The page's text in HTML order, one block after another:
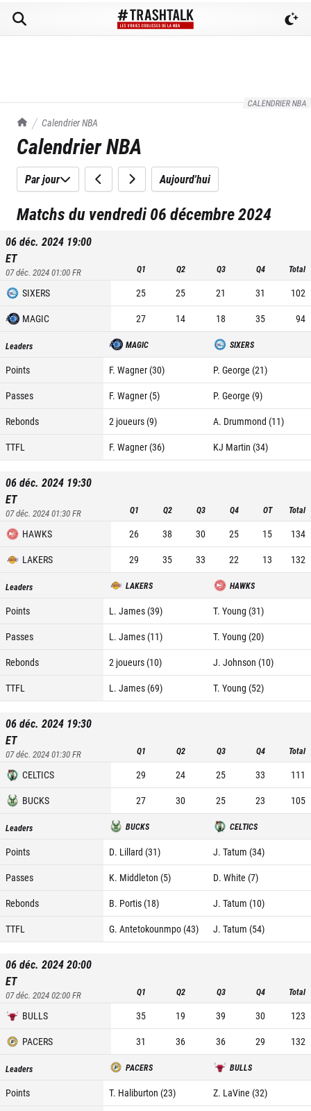
CALENDRIER NBA
TrashTalk Actu NBA
Calendrier NBA
Calendrier NBA
Par jour Aujourd'hui
Matchs du vendredi 06 décembre 2024
06 déc. 2024 19:00
ET
07 déc. 2024 01:00FR Q1 Q2 Q3 Q4 Total
SIXERS 25 25 21 31
102
MAGIC
27 14 18 35 94
Leaders MAGIC SIXERS
Points F. Wagner (30)
P. George (21)
Passes
F. Wagner (5)
P. George (9)
Rebonds
2 joueurs (9)
A. Drummond (11)
TTFL
F. Wagner (36) KJ Martin (34)
06 déc. 2024 19:30
ET
07 déc. 2024 01:30FR Q1 Q2 Q3 Q4 OT Total
HAWKS 26 38 30 25 15
134
LAKERS
29 35 33 22 13 132
Leaders LAKERS HAWKS
Points L. James (39)
T. Young (31)
Passes
L. James (11)
T. Young (20)
Rebonds
2 joueurs (10)
J. Johnson (10)
TTFL
L. James (69) T. Young (52)
06 déc. 2024 19:30
ET
07 déc. 2024 01:30FR Q1 Q2 Q3 Q4 Total
CELTICS 29 24 25 33
111
BUCKS
27 30 25 23 105
Leaders BUCKS CELTICS
Points D. Lillard (31)
J. Tatum (34)
Passes
K. Middleton (5)
D. White (7)
Rebonds
B. Portis (18)
J. Tatum (10)
TTFL
G. Antetokounmpo (43) J. Tatum (54)
06 déc. 2024 20:00
ET
07 déc. 2024 02:00FR Q1 Q2 Q3 Q4 Total
BULLS 35 19 39 30
123
PACERS
31 36 36 29 132
Leaders PACERS BULLS
Points T. Haliburton (23)
Z. LaVine (32)